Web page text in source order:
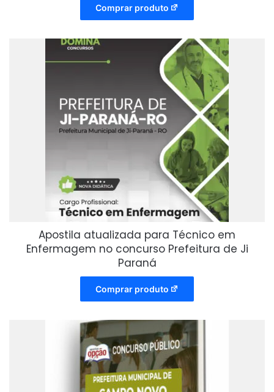
Comprar produto
Apostila atualizada para Técnico em
Enfermagem no concurso Prefeitura de Ji
Paraná
Comprar produto